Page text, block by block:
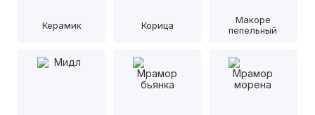
Керамик Корица
Макоре
пепельный